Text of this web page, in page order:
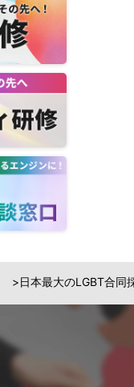
日本最大のLGBT合